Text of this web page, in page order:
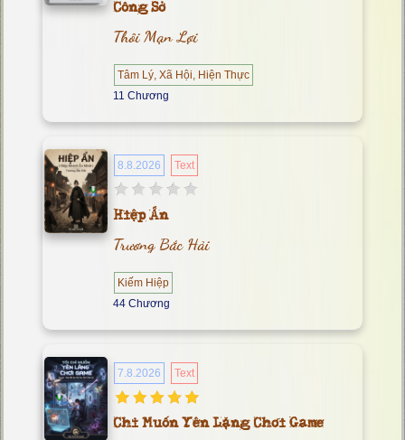
Công Sở
Thôi Mạn Lợi
Tâm Lý, Xã Hội, Hiện Thực
11 Chương
8.8.2026 Text
Hiệp Ẩn
Trương Bắc Hải
Kiếm Hiệp
44 Chương
7.8.2026 Text
Chỉ Muốn Yên Lặng Chơi Game